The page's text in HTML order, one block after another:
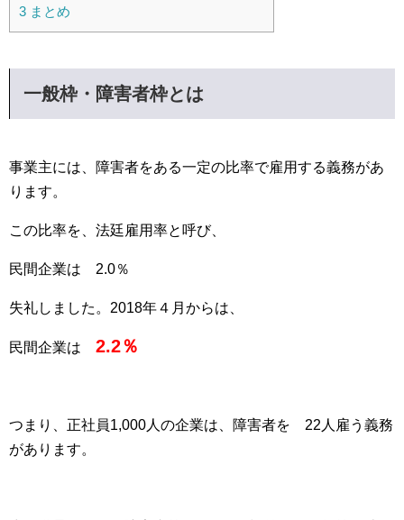
3 まとめ
一般枠・障害者枠とは
事業主には、障害者をある一定の比率で雇用する義務があ
ります。
この比率を、法廷雇用率と呼び、
民間企業は 2.0％
失礼しました。2018年４月からは、
民間企業は 2.2％
つまり、正社員1,000人の企業は、障害者を 22人雇う義務
があります。